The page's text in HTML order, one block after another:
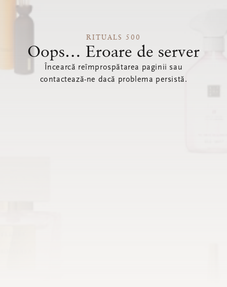
RITUALS 500
Oops… Eroare de server
Încearcă reîmprospătarea paginii sau
contactează-ne dacă problema persistă.